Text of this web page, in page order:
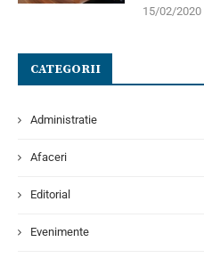
15/02/2020
CATEGORII
Administratie
Afaceri
Editorial
Evenimente